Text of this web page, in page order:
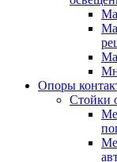
Опоры
Стойки